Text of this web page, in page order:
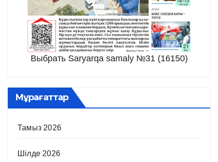
Выбрать Saryarqa samaly №31 (16150)
Мұрағаттар
Тамыз 2026
Шілде 2026